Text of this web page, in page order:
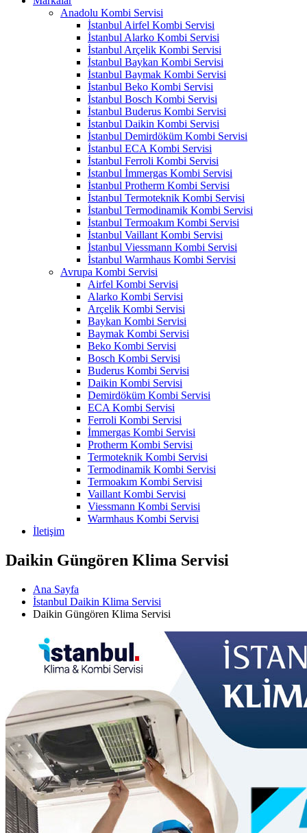
Anadolu Kombi Servisi
İstanbul Airfel Kombi Servisi
İstanbul Alarko Kombi Servisi
İstanbul Arçelik Kombi Servisi
İstanbul Baykan Kombi Servisi
İstanbul Baymak Kombi Servisi
İstanbul Beko Kombi Servisi
İstanbul Bosch Kombi Servisi
İstanbul Buderus Kombi Servisi
İstanbul Daikin Kombi Servisi
İstanbul Demirdöküm Kombi Servisi
İstanbul ECA Kombi Servisi
İstanbul Ferroli Kombi Servisi
İstanbul İmmergas Kombi Servisi
İstanbul Protherm Kombi Servisi
İstanbul Termoteknik Kombi Servisi
İstanbul Termodinamik Kombi Servisi
İstanbul Termoakım Kombi Servisi
İstanbul Vaillant Kombi Servisi
İstanbul Viessmann Kombi Servisi
İstanbul Warmhaus Kombi Servisi
Avrupa Kombi Servisi
Airfel Kombi Servisi
Alarko Kombi Servisi
Arçelik Kombi Servisi
Baykan Kombi Servisi
Baymak Kombi Servisi
Beko Kombi Servisi
Bosch Kombi Servisi
Buderus Kombi Servisi
Daikin Kombi Servisi
Demirdöküm Kombi Servisi
ECA Kombi Servisi
Ferroli Kombi Servisi
İmmergas Kombi Servisi
Protherm Kombi Servisi
Termoteknik Kombi Servisi
Termodinamik Kombi Servisi
Termoakım Kombi Servisi
Vaillant Kombi Servisi
Viessmann Kombi Servisi
Warmhaus Kombi Servisi
İletişim
Daikin Güngören Klima Servisi
Ana Sayfa
İstanbul Daikin Klima Servisi
Daikin Güngören Klima Servisi